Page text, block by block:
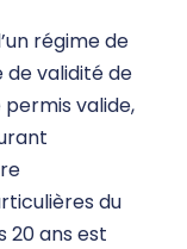
régime de
de validité de
valide,
du
20 ans est